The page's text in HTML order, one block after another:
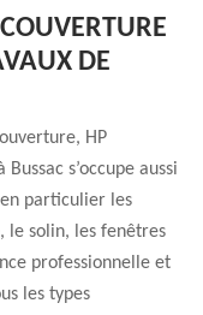
DE
HP
s’occupe aussi
particulier les
le solin, les fenêtres
professionnelle et
les types